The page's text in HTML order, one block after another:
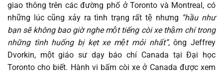
giao thông trên các đường phố ở Toronto và Montreal, có
những lúc cũng xảy ra tình trạng rất tệ nhưng “hầu như
bạn sẽ không bao giờ nghe một tiếng còi xe thậm chí trong
những tình huống bị kẹt xe mệt mỏi nhất”, ông Jeffrey
Dvorkin, một giáo sư dạy báo chí Canada tại Đại học
Toronto cho biết. Hành vi bấm còi xe ở Canada được xem